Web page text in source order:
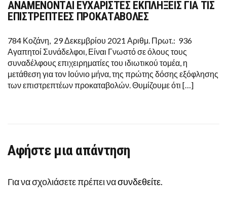
ΑΝΑΜΕΝΟΝΤΑΙ
ΕΥΧΑΡΙΣΤΕΣ
ΕΚΠΛΗΞΕΙΣ
ΤΙΣ
ΕΠΙΣΤΡΕΠΤΕΕΣ
ΠΡΟΚΑΤΑΒΟΛΕΣ
ΑΝΑΜΕΝΟΝΤΑΙ ΕΥΧΑΡΙΣΤΕΣ ΕΚΠΛΗΞΕΙΣ ΓΙΑ ΤΙΣ
ΕΠΙΣΤΡΕΠΤΕΕΣ ΠΡΟΚΑΤΑΒΟΛΕΣ
784 Κοζάνη, 29 Δεκεμβρίου 2021 Αριθμ. Πρωτ.: 936
Αγαπητοί Συνάδελφοι, Είναι Γνωστό σε όλους τους
συναδέλφους επιχειρηματίες του ιδιωτικού τομέα, η
μετάθεση για τον Ιούνιο μήνα, της πρώτης δόσης εξόφλησης
των επιστρεπτέων προκαταβολών. Θυμίζουμε ότι […]
Αφήστε μια απάντηση
Για να σχολιάσετε πρέπει νασυνδεθείτε.